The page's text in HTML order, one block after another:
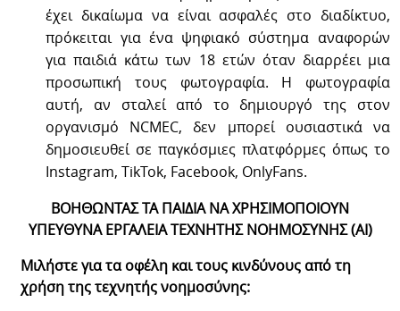
έχει δικαίωμα να είναι ασφαλές στο διαδίκτυο,
πρόκειται για ένα ψηφιακό σύστημα αναφορών
για παιδιά κάτω των 18 ετών όταν διαρρέει μια
προσωπική τους φωτογραφία. Η φωτογραφία
αυτή, αν σταλεί από το δημιουργό της στον
οργανισμό NCMEC, δεν μπορεί ουσιαστικά να
δημοσιευθεί σε παγκόσμιες πλατφόρμες όπως το
Instagram, TikTok, Facebook, OnlyFans.
ΒΟΗΘΩΝΤΑΣ ΤΑ ΠΑΙΔΙΑ ΝΑ ΧΡΗΣΙΜΟΠΟΙΟΥΝ
ΥΠΕΥΘΥΝΑ ΕΡΓΑΛΕΙΑ ΤΕΧΝΗΤΗΣ ΝΟΗΜΟΣΥΝΗΣ (ΑΙ)
Μιλήστε για τα οφέλη και τους κινδύνους από τη
χρήση της τεχνητής νοημοσύνης: